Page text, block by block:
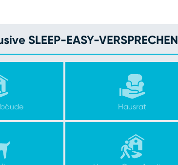
SLEEP-EASY-VERSPRECHEN
Hausrat